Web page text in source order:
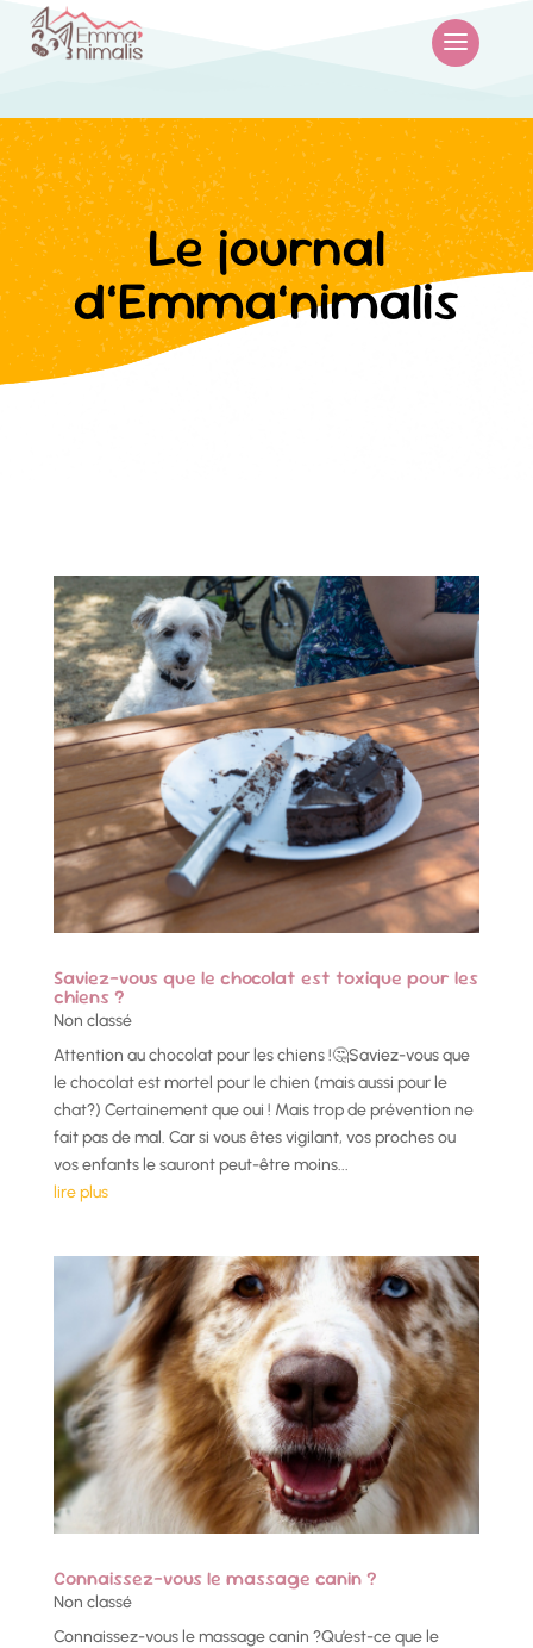
Le journal
d’Emma’nimalis
Saviez-vous que le chocolat est toxique pour les
chiens ?
Non classé
Attention au chocolat pour les chiens !🤔Saviez-vous que
le chocolat est mortel pour le chien (mais aussi pour le
chat?) Certainement que oui ! Mais trop de prévention ne
fait pas de mal. Car si vous êtes vigilant, vos proches ou
vos enfants le sauront peut-être moins...
lire plus
Connaissez-vous le massage canin ?
Non classé
Connaissez-vous le massage canin ?Qu’est-ce que le